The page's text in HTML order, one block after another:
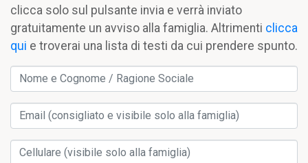
clicca solo sul pulsante invia e verrà inviato
gratuitamente un avviso alla famiglia. Altrimenti clicca
qui e troverai una lista di testi da cui prendere spunto.